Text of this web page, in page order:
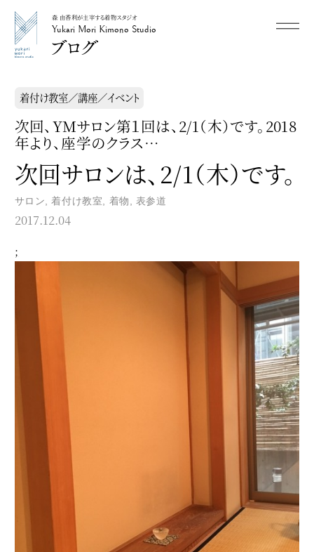
Yukari Mori Kimono Studio
森 由香利が主宰する着物スタジオ
Yukari Mori Kimono Studio メニュー
着付け教室／講座／イベント
次回、YMサロン第１回は、2/1（木）です。2018
年より、座学のクラス…
次回サロンは、2/1（木）です。
サロン ,着付け教室 着物 表参道
2017.12.04
;